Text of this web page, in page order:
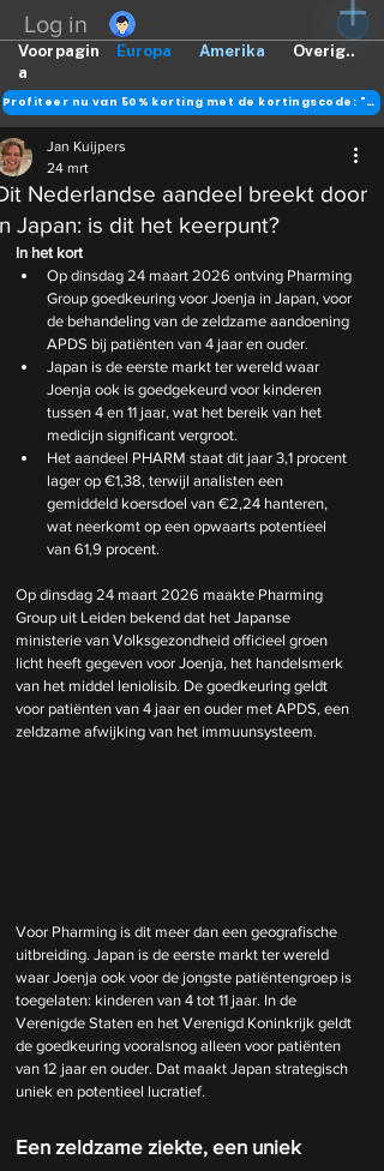
Log in
Europa Amerika Overig..
Voorpagin
a
Profiteer nu van 50% korting met de kortingscode: "DANK"
Nederlandse aandeel breekt door
Japan: is dit het keerpunt?
Jan Kuijpers
24 mrt
In het kort
Op dinsdag 24 maart 2026 ontving Pharming
Group goedkeuring voor Joenja in Japan, voor
de behandeling van de zeldzame aandoening
APDS bij patiënten van 4 jaar en ouder.
Japan is de eerste markt ter wereld waar
Joenja ook is goedgekeurd voor kinderen
tussen 4 en 11 jaar, wat het bereik van het
medicijn significant vergroot.
Het aandeel PHARM staat dit jaar 3,1 procent
lager op €1,38, terwijl analisten een
gemiddeld koersdoel van €2,24 hanteren,
wat neerkomt op een opwaarts potentieel
van 61,9 procent.
Op dinsdag 24 maart 2026 maakte Pharming
Group uit Leiden bekend dat het Japanse
ministerie van Volksgezondheid officieel groen
licht heeft gegeven voor Joenja, het handelsmerk
van het middel leniolisib. De goedkeuring geldt
voor patiënten van 4 jaar en ouder met APDS, een
zeldzame afwijking van het immuunsysteem.
Voor Pharming is dit meer dan een geografische
uitbreiding. Japan is de eerste markt ter wereld
waar Joenja ook voor de jongste patiëntengroep is
toegelaten: kinderen van 4 tot 11 jaar. In de
Verenigde Staten en het Verenigd Koninkrijk geldt
de goedkeuring vooralsnog alleen voor patiënten
van 12 jaar en ouder. Dat maakt Japan strategisch
uniek en potentieel lucratief.
Een zeldzame ziekte, een uniek